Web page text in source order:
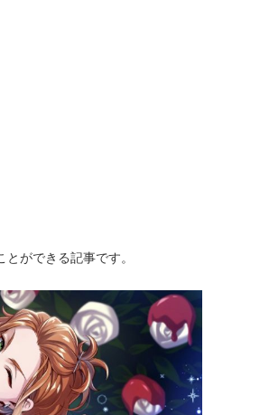
ができる記事です。